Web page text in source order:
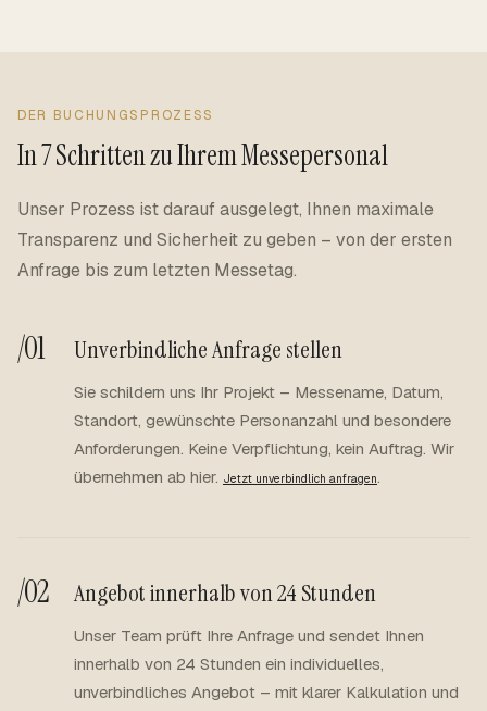
DER BUCHUNGSPROZESS
In 7 Schritten zu Ihrem Messepersonal
Unser Prozess ist darauf ausgelegt, Ihnen maximale
Transparenz und Sicherheit zu geben – von der ersten
Anfrage bis zum letzten Messetag.
/01 Unverbindliche Anfrage stellen
Sie schildern uns Ihr Projekt – Messename, Datum,
Standort, gewünschte Personanzahl und besondere
Anforderungen. Keine Verpflichtung, kein Auftrag. Wir
übernehmen ab hier. Jetzt unverbindlich anfragen.
/02 Angebot innerhalb von 24 Stunden
Unser Team prüft Ihre Anfrage und sendet Ihnen
innerhalb von 24 Stunden ein individuelles,
unverbindliches Angebot – mit klarer Kalkulation und